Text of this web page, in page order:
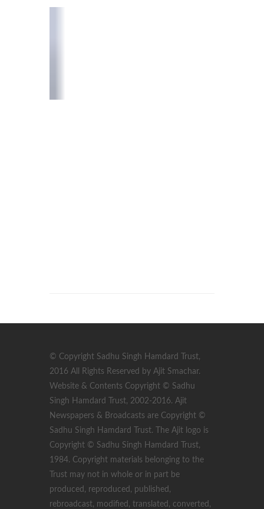
© Copyright Sadhu Singh Hamdard Trust,
2016 All Rights Reserved by Ajit Smachar.
Website & Contents Copyright © Sadhu
Singh Hamdard Trust, 2002-2016. Ajit
Newspapers & Broadcasts are Copyright ©
Sadhu Singh Hamdard Trust. The Ajit logo is
Copyright © Sadhu Singh Hamdard Trust,
1984. Copyright materials belonging to the
Trust may not in whole or in part be
produced, reproduced, published,
rebroadcast, modified, translated, converted,